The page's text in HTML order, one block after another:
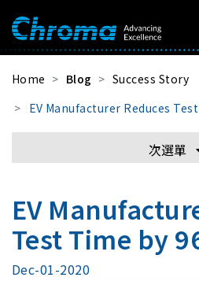
Home Blog
Success Story
EV Manufacturer Reduces
次選單
EV
Test Time by
Dec-01-2020